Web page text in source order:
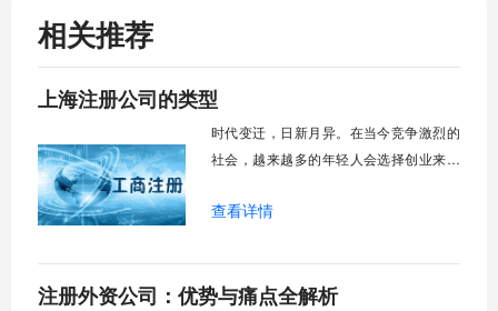
相关推荐
上海注册公司的类型
时代变迁，日新月异。在当今竞争激烈的
社会，越来越多的年轻人会选择创业来实
所以在创业初期注册公司的时候，有几种
情况下，有几个志同道合的人一起创业，
或者有雄心勃勃却无法实现的年轻人想成
查看详情
注册外资公司：优势与痛点全解析